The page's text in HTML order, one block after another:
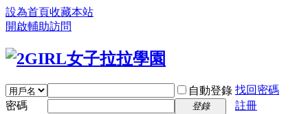
設為首頁收藏本站
開啟輔助訪問
自動登錄 找回密碼
密碼
登錄
註冊